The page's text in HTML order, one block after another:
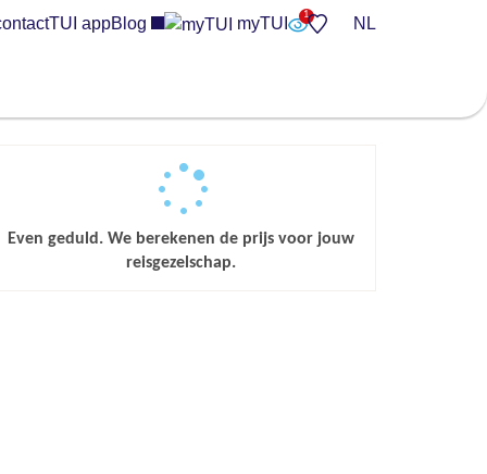
TUI appBlog myTUI NL
Even geduld. We berekenen de prijs voor jouw
reisgezelschap.